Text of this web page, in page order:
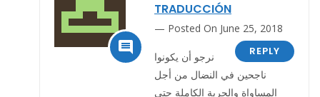

TRADUCCIÓN
Posted On June 25, 2018
REPLY
نرجو أن يكونوا
ناجحين في النضال من أجل
المساواة والحرية الكاملة حتى